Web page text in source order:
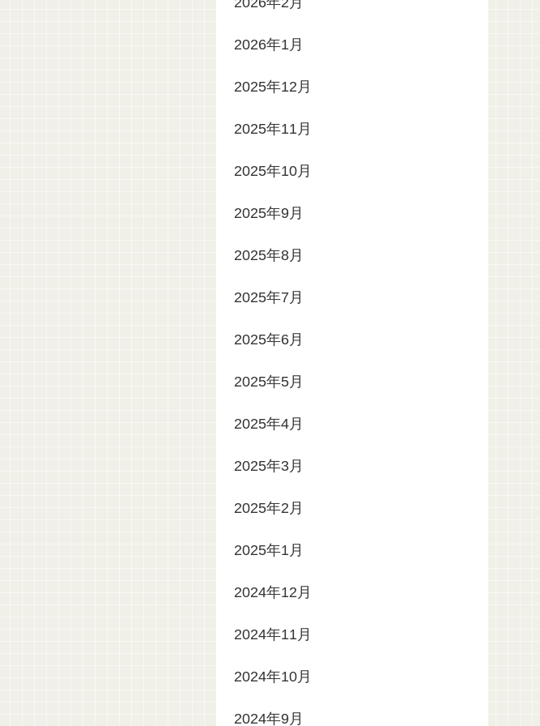
2026年1月
2025年12月
2025年11月
2025年10月
2025年9月
2025年8月
2025年7月
2025年6月
2025年5月
2025年4月
2025年3月
2025年2月
2025年1月
2024年12月
2024年11月
2024年10月
2024年9月